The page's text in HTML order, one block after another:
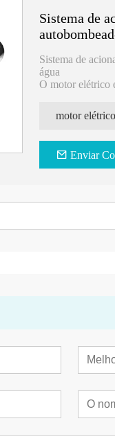
Água com
Sistema de
Sistema de
água
O motor elétrico
É destinado ao
Enviar